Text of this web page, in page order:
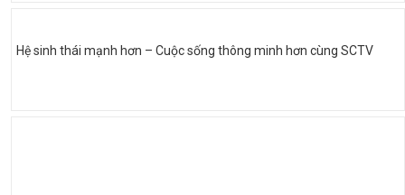
Hệ sinh thái mạnh hơn – Cuộc sống thông minh hơn cùng SCTV